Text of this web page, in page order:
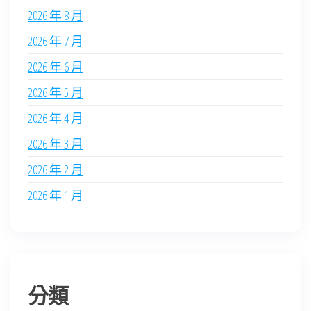
2026 年 8 月
2026 年 7 月
2026 年 6 月
2026 年 5 月
2026 年 4 月
2026 年 3 月
2026 年 2 月
2026 年 1 月
分類